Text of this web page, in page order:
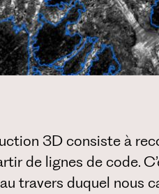
3D consiste à
de lignes de code.
travers duquel nous